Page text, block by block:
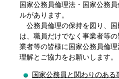
国家公務員倫理法・国家公務
ルがあります。
公務員倫理の保持を図り、
は、職員だけでなく事業者等の
業者等の皆様に国家公務員倫
理解とご協力をお願いします。
国家公務員と関わりのある